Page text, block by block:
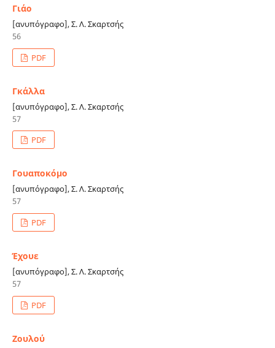
Γιάο
[ανυπόγραφο], Σ. Λ. Σκαρτσής
56
PDF
Γκάλλα
[ανυπόγραφο], Σ. Λ. Σκαρτσής
57
PDF
Γουαποκόμο
[ανυπόγραφο], Σ. Λ. Σκαρτσής
57
PDF
Έχουε
[ανυπόγραφο], Σ. Λ. Σκαρτσής
57
PDF
Ζουλού